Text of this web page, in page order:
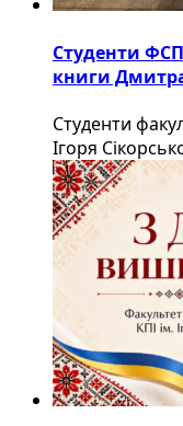
Студенти
книги
Студенти
Ігоря